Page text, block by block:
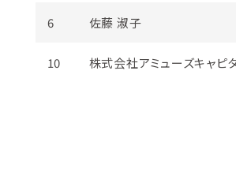
6 佐藤 淑子
10 株式会社アミューズキャピ